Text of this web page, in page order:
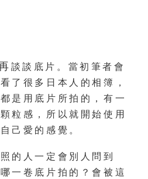
談談底片。當初筆者會
了很多日本人的相簿，
是用底片所拍的，有一
粒感，所以就開始使用
己愛的感覺。
的人一定會別人問到
一卷底片拍的？會被這